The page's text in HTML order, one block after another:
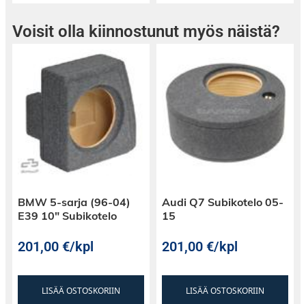
Voisit olla kiinnostunut myös näistä?
BMW 5-sarja (96-04)
E39 10″ Subikotelo
201,00€/kpl
LISÄÄ OSTOSKORIIN
Audi Q7 Subikotelo 05-
15
201,00€/kpl
LISÄÄ OSTOSKORIIN